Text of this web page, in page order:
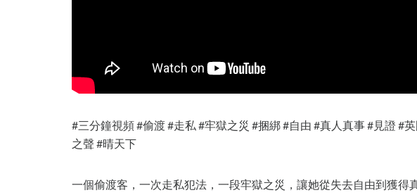
#三分鐘視頻 #偷渡 #走私 #牢獄之災 #捆綁 #自由 #真人真事 #見證 #
之聲 #晴天下
一個偷渡客，一次走私犯法，一段牢獄之災，讓她從失去自由到獲得